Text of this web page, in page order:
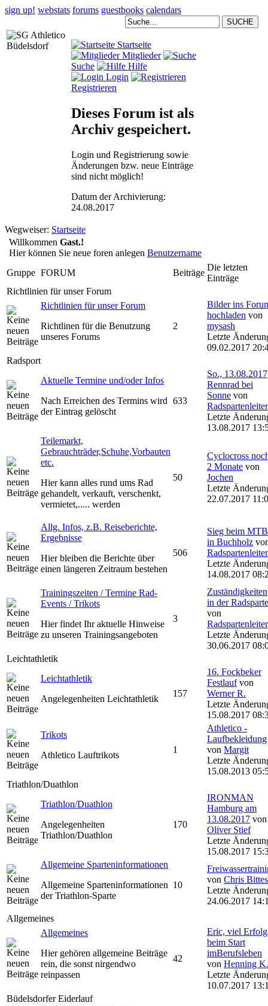
sign up! webstats forums guestbooks calendars
Startseite
Mitglieder
Suche
Hilfe
Login
Registrieren
Dieses Forum ist als
Archiv gespeichert.
Login und Registrierung sowie
Änderungen bzw. neue Einträge
sind nicht möglich!
Datum der Archivierung:
24.08.2017
Wegweiser: Startseite
Willkommen Gast.!
Hier können Sie neue foren anlegen Benutzername
Gruppe FORUM Beiträge
Die letzten
Einträge
Richtlinien für unser Forum
Richtlinien für unser Forum
Richtlinen für die Benutzung
unseres Forums
2
Bilder ins
hochladen von
mysash
Letzte
09.02.2017
Radsport
Aktuelle Termine und/oder Infos
Nach Erreichen des Termins wird
der Eintrag gelöscht
633
So., 13.08.2017
Rennrad bei
Sonne von
Radspartenleiter
Letzte
13.08.2017
Teilemarkt,
Gebrauchträder,Schuhe,Vorbauten
etc.
Hier kann alles rund ums Rad
gehandelt, verkauft, verschenkt,
vermietet,..... werden
50
Cyclocross
2 Monate von
Jochen
Letzte
22.07.2017
Allg. Infos, z.B. Reiseberichte,
Ergebnisse
Hier bleiben die Berichte über
einen längeren Zeitraum bestehen
506
Sieg beim MTB
in Buchholz
Radspartenleiter
Letzte
14.08.2017
Trainingszeiten / Termine Rad-
Events / Trikots
Hier findet Ihr aktuelle Hinweise
zu unseren Trainingsangeboten
3
Zuständigkeiten
in der Radsparte
von
Radspartenleiter
Letzte
30.06.2017
Leichtathletik
Leichtathletik
Angelegenheiten Leichtathletik
157
16. Fockbeker
Festlaufvon
Werner R.
Letzte
15.08.2017
Trikots
Athletico Lauftrikots
1
Athletico -
Laufbekleidung
von Margit
Letzte
15.08.2013
Triathlon/Duathlon
Triathlon/Duathlon
Angelegenheiten
Triathlon/Duathlon
170
IRONMAN
Hamburg am
13.08.2017 von
Oliver Stief
Letzte
15.08.2017
Allgemeine Sparteninformationen
Allgemeine Sparteninformationen
der Triathlon-Sparte
10
von Chris Bittes
Letzte
24.06.2017
Allgemeines
Allgemeines
Hier gehören allgemeine Beiträge
rein, die sonst nirgendwo
reinpassen
42
Eric, viel Erfolg
beim Start
imBerufsleben
von Henning K.
Letzte
10.07.2017
Büdelsdorfer Eiderlauf